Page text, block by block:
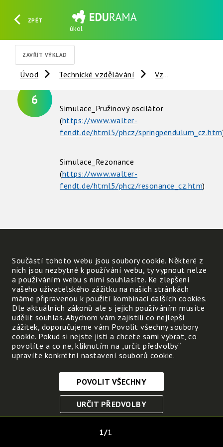
ZPĚT
úkol
ZAVŘÍT VÝKLAD
Úvod Technické vzdělávání Vzdálené experimenty
6
Simulace_Pružinový oscilátor
(https://www.walter-
fendt.de/html5/phcz/springpendulum_cz.htm
Simulace_Rezonance
(https://www.walter-
fendt.de/html5/phcz/resonance_cz.htm)
1 1
Součástí tohoto webu jsou soubory cookie. Některé z
nich jsou nezbytné k používání webu, ty vypnout nelze
a používáním webu s nimi souhlasíte. Ke zlepšení
vašeho uživatelského zážitku na našich stránkách
máme připravenou k použití kombinaci dalších cookies.
Dle aktuálních zákonů ale s jejich používáním musíte
udělit souhlas. Abychom vám zajistili co nejlepší
zážitek, doporučujeme vám Povolit všechny soubory
cookie. Pokud si nejste jisti a chcete sami vybrat, co
povolíte a co ne, kliknutím na „určit předvolby“
upravíte konkrétní nastavení souborů cookie.
Nezbytně nutné cookies
Tyto soubory cookie jsou nezbytné, abyste se mohli
funkce. Bez těchto cookies by webové stránky
POVOLIT VŠECHNY
URČIT PŘEDVOLBY